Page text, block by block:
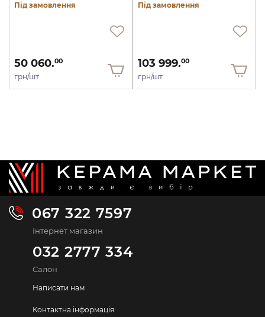
Під замовлення
50 060.00
грн/шт
Під замовлення
103 999.00
грн/шт
067 322 7597
Інтернет магазин
032 2777 334
Салон
Написати нам
Контактна інформація